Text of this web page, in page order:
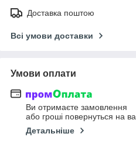
Доставка поштою
Всі умови доставки
Умови оплати
Ви отримаєте замовлення
або гроші повернуться на
Детальніше